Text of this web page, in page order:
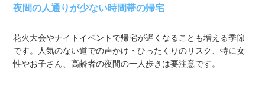
夜間の人通りが少ない時間帯の帰宅
花火大会やナイトイベントで帰宅が遅くなることも増える季節
です。人気のない道での声かけ・ひったくりのリスク、特に女
性やお子さん、高齢者の夜間の一人歩きは要注意です。